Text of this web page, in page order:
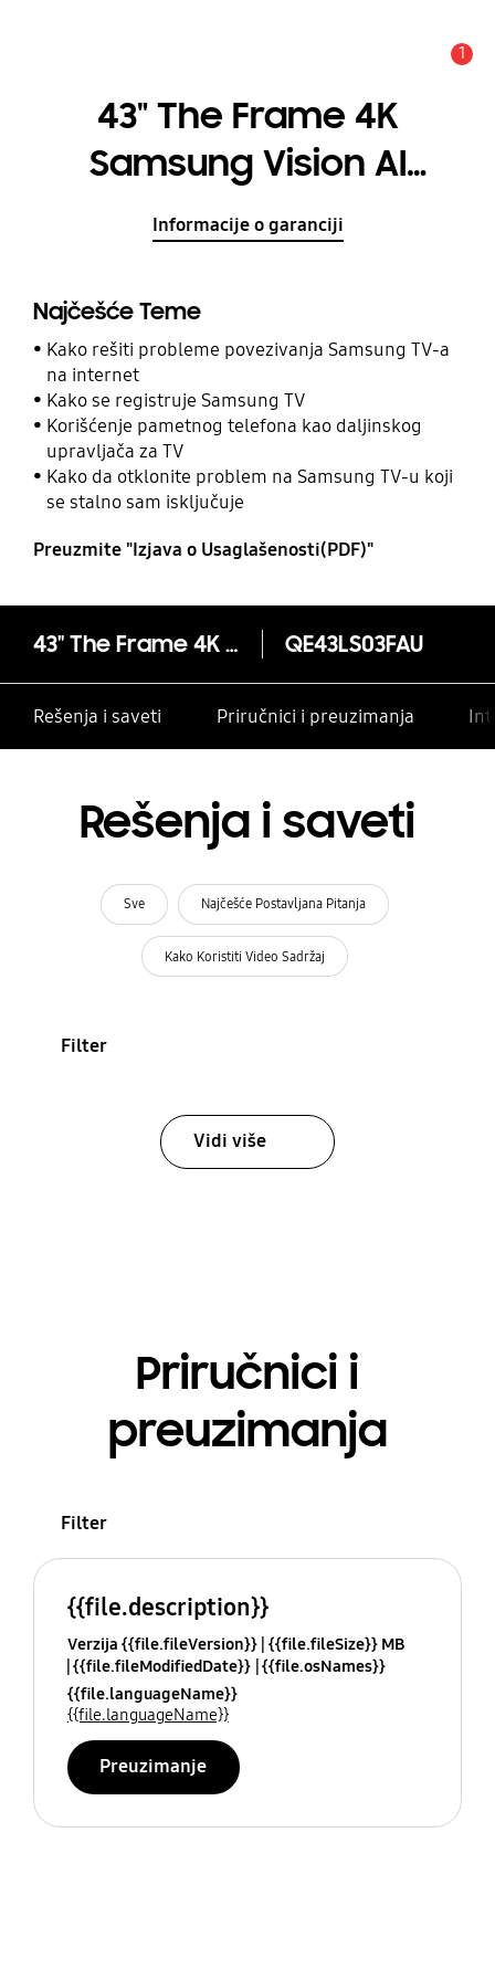
1
43" The Frame 4K
Samsung Vision AI
Smart TV (2025)
Informacije o garanciji
Najčešće Teme
Kako rešiti probleme povezivanja Samsung TV-a
na internet
Kako se registruje Samsung TV
Korišćenje pametnog telefona kao daljinskog
upravljača za TV
Kako da otklonite problem na Samsung TV-u koji
se stalno sam isključuje
Preuzmite "Izjava o Usaglašenosti(PDF)"
43" The Frame 4K Samsung Vision AI Smart TV (2025) QE43LS03FAU
Rešenja i saveti Priručnici i preuzimanja
Rešenja i saveti
Sve Najčešće Postavljana Pitanja
Kako Koristiti Video Sadržaj
Filter
Vidi više
Priručnici i
preuzimanja
Filter
{{file.description}}
Verzija {{file.fileVersion}} {{file.fileSize}} MB
{{file.fileModifiedDate}} {{file.osNames}}
{{file.languageName}}
{{file.languageName}}
Preuzimanje